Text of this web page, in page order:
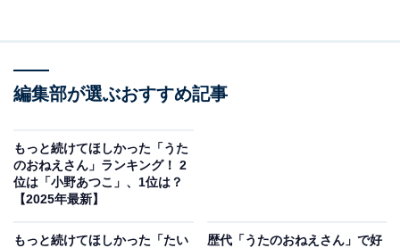
編集部が選ぶおすすめ記事
もっと続けてほしかった「うた
のおねえさん」ランキング！ 2
位は「小野あつこ」、1位は？
【2025年最新】
もっと続けてほしかった「たい
歴代「うたのおねえさん」で好